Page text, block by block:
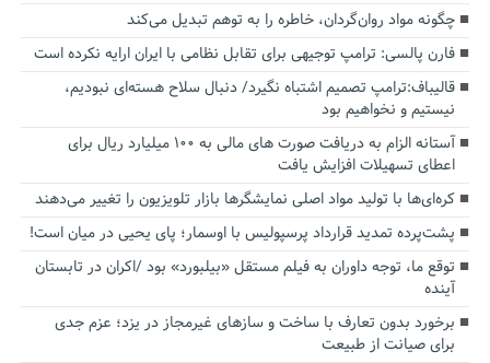
چگونه مواد روان‌گردان، خاطره را به توهم تبدیل می‌کند
فارن پالسی: ترامپ توجیهی برای تقابل نظامی با ایران ارایه نکرده است
قالیباف:ترامپ تصمیم اشتباه نگیرد/ دنبال سلاح هسته‌ای نبودیم،
نیستیم و نخواهیم بود
آستانه الزام به دریافت صورت های مالی به ۱۰۰ میلیارد ریال برای
اعطای تسهیلات افزایش یافت
کره‌ای‌ها با تولید مواد اصلی نمایشگرها بازار تلویزیون را تغییر می‌دهند
پشت‌پرده تمدید قرارداد پرسپولیس با اوسمار؛ پای یحیی در میان است!
توقع ما، توجه داوران به فیلم مستقل «بیلبورد» بود /اکران در تابستان
آینده
برخورد بدون تعارف با ساخت‌ و سازهای غیرمجاز در یزد؛ عزم جدی
برای صیانت از طبیعت